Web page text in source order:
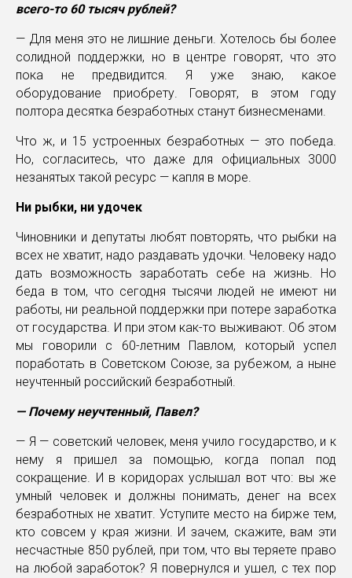
всего-то 60 тысяч рублей?
— Для меня это не лишние деньги. Хотелось бы более
солидной поддержки, но в центре говорят, что это
пока не предвидится. Я уже знаю, какое
оборудование приобрету. Говорят, в этом году
полтора десятка безработных станут бизнесменами.
Что ж, и 15 устроенных безработных — это победа.
Но, согласитесь, что даже для официальных 3000
незанятых такой ресурс — капля в море.
Ни рыбки, ни удочек
Чиновники и депутаты любят повторять, что рыбки на
всех не хватит, надо раздавать удочки. Человеку надо
дать возможность заработать себе на жизнь. Но
беда в том, что сегодня тысячи людей не имеют ни
работы, ни реальной поддержки при потере заработка
от государства. И при этом как-то выживают. Об этом
мы говорили с 60-летним Павлом, который успел
поработать в Советском Союзе, за рубежом, а ныне
неучтенный российский безработный.
— Почему неучтенный, Павел?
— Я — советский человек, меня учило государство, и к
нему я пришел за помощью, когда попал под
сокращение. И в коридорах услышал вот что: вы же
умный человек и должны понимать, денег на всех
безработных не хватит. Уступите место на бирже тем,
кто совсем у края жизни. И зачем, скажите, вам эти
несчастные 850 рублей, при том, что вы теряете право
на любой заработок? Я повернулся и ушел, с тех пор